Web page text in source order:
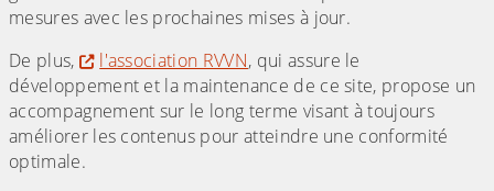
mesures avec les prochaines mises à jour.
De plus,
l'association RVVN, qui assure le
développement et la maintenance de ce site, propose un
accompagnement sur le long terme visant à toujours
améliorer les contenus pour atteindre une conformité
optimale.